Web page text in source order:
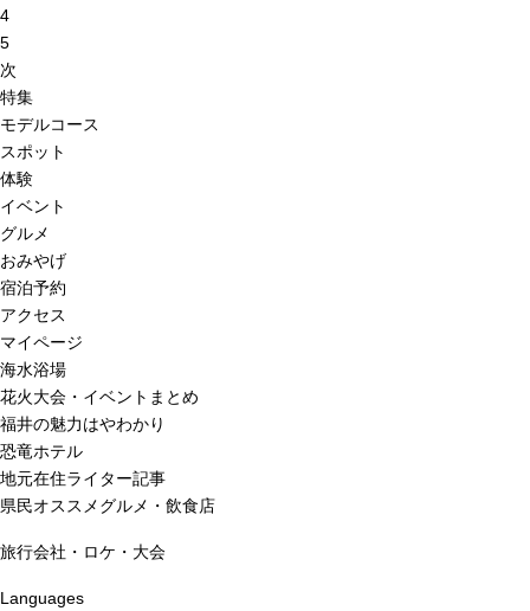
4
5
次
特集
モデルコース
スポット
体験
イベント
グルメ
おみやげ
宿泊予約
アクセス
マイページ
海水浴場
花火大会・イベントまとめ
福井の魅力はやわかり
恐竜ホテル
地元在住ライター記事
県民オススメグルメ・飲食店
旅行会社・ロケ・大会
Languages